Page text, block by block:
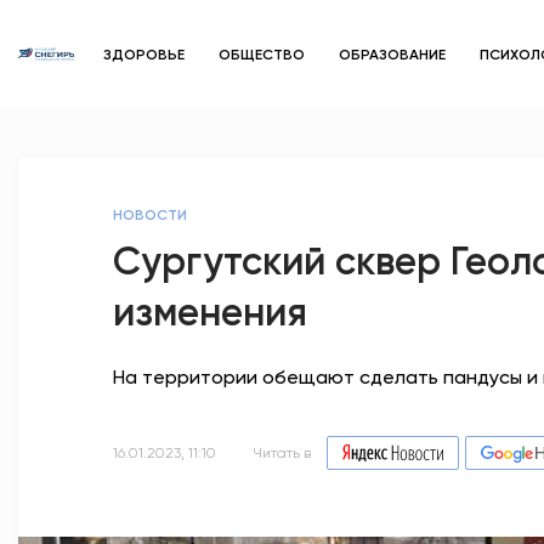
ЗДОРОВЬЕ ОБЩЕСТВО ОБРАЗОВАНИЕ
НОВОСТИ
Сургутский сквер
изменения
На территории обещают сделать пандусы и
16.01.2023, 11:10 Читать в